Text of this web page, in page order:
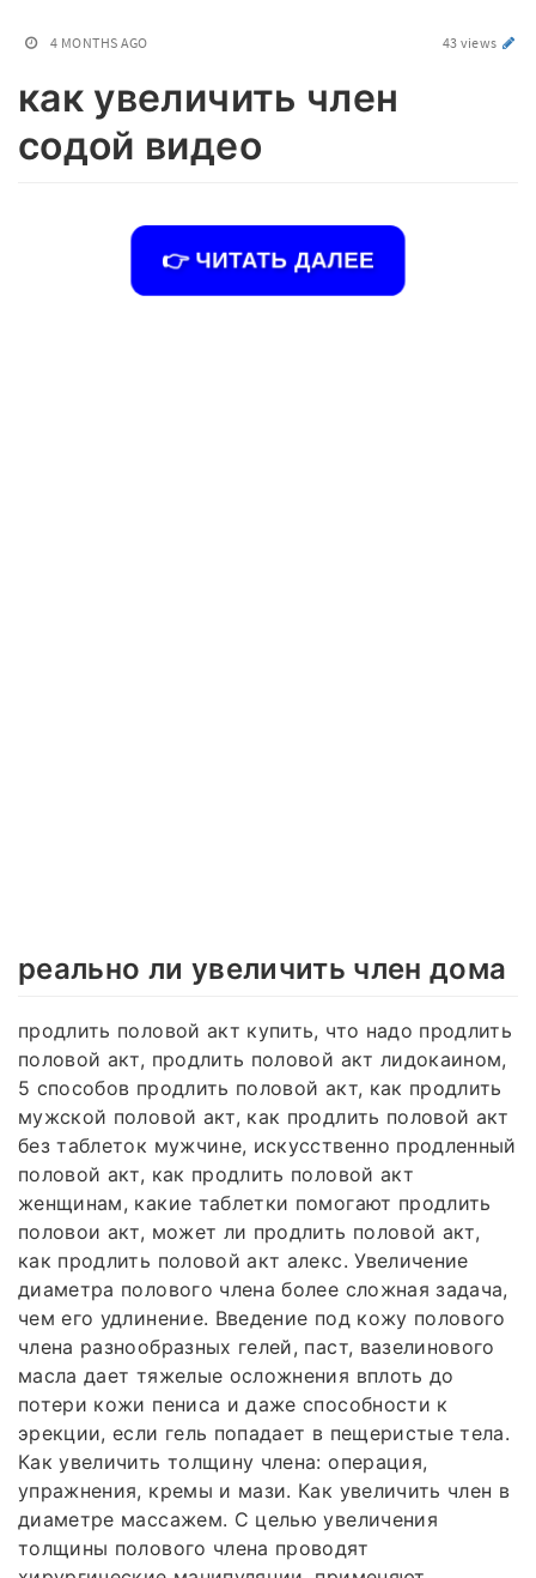
4 MONTHS AGO 43 views
как увеличить член
содой видео
👉 ЧИТАТЬ ДАЛЕЕ
реально ли увеличить член дома
продлить половой акт купить, что надо продлить
половой акт, продлить половой акт лидокаином,
5 способов продлить половой акт, как продлить
мужской половой акт, как продлить половой акт
без таблеток мужчине, искусственно продленный
половой акт, как продлить половой акт
женщинам, какие таблетки помогают продлить
половои акт, может ли продлить половой акт,
как продлить половой акт алекс. Увеличение
диаметра полового члена более сложная задача,
чем его удлинение. Введение под кожу полового
члена разнообразных гелей, паст, вазелинового
масла дает тяжелые осложнения вплоть до
потери кожи пениса и даже способности к
эрекции, если гель попадает в пещеристые тела.
Как увеличить толщину члена: операция,
упражнения, кремы и мази. Как увеличить член в
диаметре массажем. С целью увеличения
толщины полового члена проводят